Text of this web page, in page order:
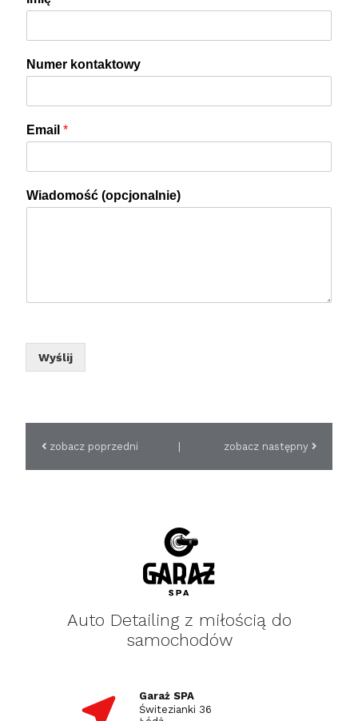
Numer kontaktowy
Email *
Wiadomość (opcjonalnie)
Wyślij
zobacz poprzedni zobacz następny
Auto Detailing z miłością do
samochodów
Garaż SPA
Świtezianki 36